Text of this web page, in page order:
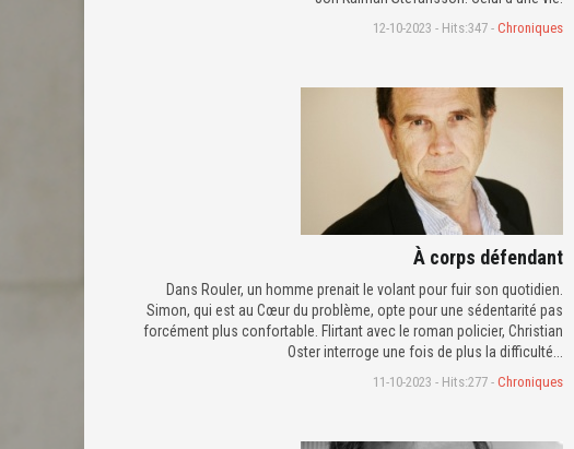
12-10-2023 - Hits:347 - Chroniques
À corps défendant
Dans Rouler, un homme prenait le volant pour fuir son quotidien.
Simon, qui est au Cœur du problème, opte pour une sédentarité pas
forcément plus confortable. Flirtant avec le roman policier, Christian
Oster interroge une fois de plus la difficulté...
11-10-2023 - Hits:277 - Chroniques